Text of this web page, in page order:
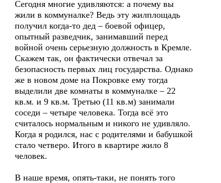
Сегодня многие удивляются: а почему вы
жили в коммуналке? Ведь эту жилплощадь
получил когда-то дед – боевой офицер,
опытный разведчик, занимавший перед
войной очень серьезную должность в Кремле.
Скажем так, он фактически отвечал за
безопасность первых лиц государства. Однако
же в новом доме на Покровке ему тогда
выделили две комнаты в коммуналке – 22
кв.м. и 9 кв.м. Третью (11 кв.м) занимали
соседи – четыре человека. Тогда всё это
считалось нормальным и никого не удивляло.
Когда я родился, нас с родителями и бабушкой
стало четверо. Итого в квартире жило 8
человек.
В наше время, опять-таки, не понять того